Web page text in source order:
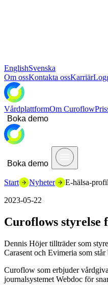
EnglishSvenska
Om ossKontakta ossKarriär
VårdplattformOm Curoflow
Boka demo
Boka demo
Start Nyheter E-hälsa-
2023-05-22
Curoflows styrelse
Dennis Höjer tillträder som
Carasent och Evimeria som
Curoflow som erbjuder
journalsystemet Webdoc för